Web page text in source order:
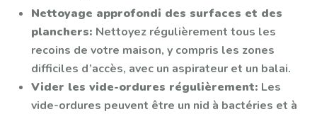
Nettoyage approfondi des surfaces et des
planchers: Nettoyez régulièrement tous les
recoins de votre maison, y compris les zones
difficiles d’accès, avec un aspirateur et un balai.
Vider les vide-ordures régulièrement: Les
vide-ordures peuvent être un nid à bactéries et à